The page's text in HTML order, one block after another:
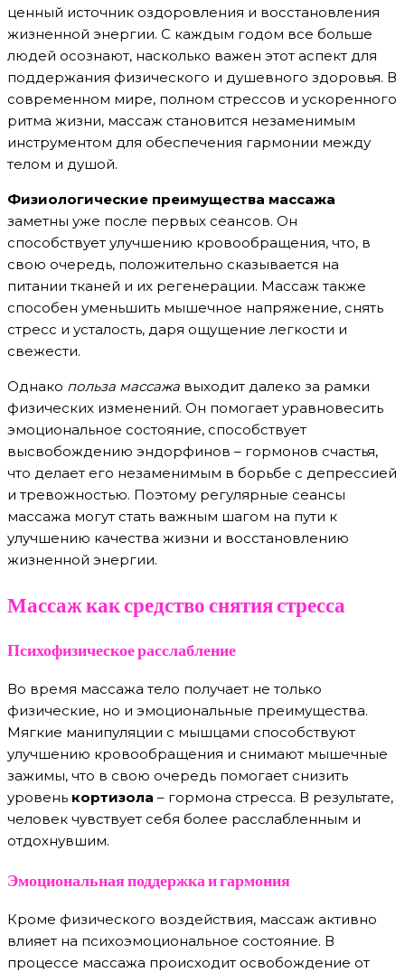
ценный источник оздоровления и восстановления
жизненной энергии. С каждым годом все больше
людей осознают, насколько важен этот аспект для
поддержания физического и душевного здоровья. В
современном мире, полном стрессов и ускоренного
ритма жизни, массаж становится незаменимым
инструментом для обеспечения гармонии между
телом и душой.
Физиологические преимущества массажа
заметны уже после первых сеансов. Он
способствует улучшению кровообращения, что, в
свою очередь, положительно сказывается на
питании тканей и их регенерации. Массаж также
способен уменьшить мышечное напряжение, снять
стресс и усталость, даря ощущение легкости и
свежести.
Однако польза массажа выходит далеко за рамки
физических изменений. Он помогает уравновесить
эмоциональное состояние, способствует
высвобождению эндорфинов – гормонов счастья,
что делает его незаменимым в борьбе с депрессией
и тревожностью. Поэтому регулярные сеансы
массажа могут стать важным шагом на пути к
улучшению качества жизни и восстановлению
жизненной энергии.
Массаж как средство снятия стресса
Психофизическое расслабление
Во время массажа тело получает не только
физические, но и эмоциональные преимущества.
Мягкие манипуляции с мышцами способствуют
улучшению кровообращения и снимают мышечные
зажимы, что в свою очередь помогает снизить
уровень кортизола – гормона стресса. В результате,
человек чувствует себя более расслабленным и
отдохнувшим.
Эмоциональная поддержка и гармония
Кроме физического воздействия, массаж активно
влияет на психоэмоциональное состояние. В
процессе массажа происходит освобождение от